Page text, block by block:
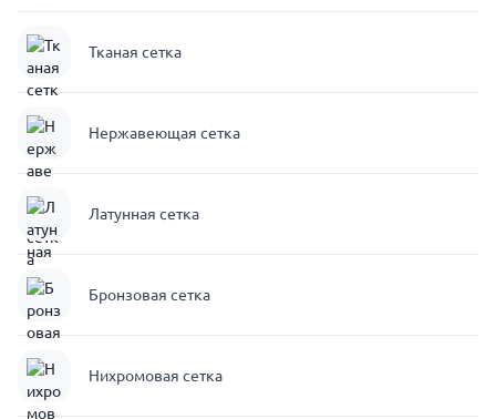
Тканая сетка
Нержавеющая сетка
Латунная сетка
Бронзовая сетка
Нихромовая сетка